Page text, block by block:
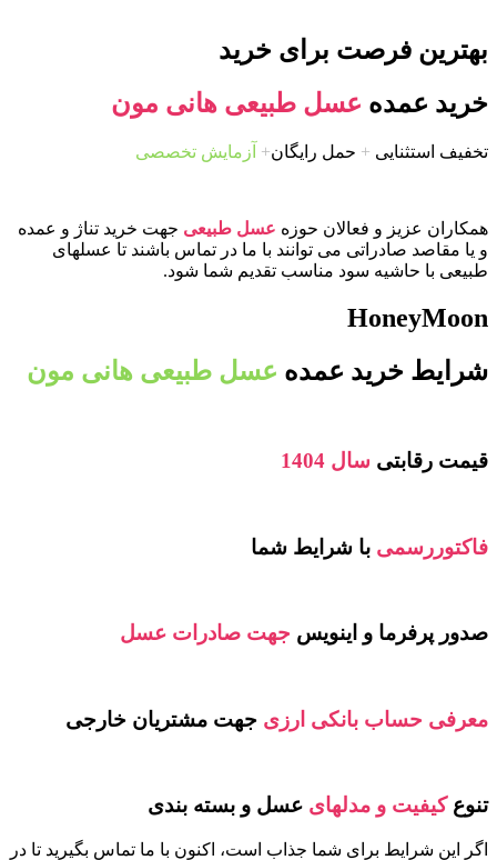
بهترین فرصت برای خرید
خرید عمده عسل طبیعی هانی مون
تخفیف استثنایی + حمل رایگان+ آزمایش تخصصی
همکاران عزیز و فعالان حوزه عسل طبیعی جهت خرید تناژ و عمده
و یا مقاصد صادراتی می توانند با ما در تماس باشند تا عسلهای
طبیعی با حاشیه سود مناسب تقدیم شما شود.
HoneyMoon
شرایط خرید عمده عسل طبیعی هانی مون
قیمت رقابتی سال 1404
فاکتوررسمی با شرایط شما
صدور پرفرما و اینویس جهت صادرات عسل
معرفی حساب بانکی ارزی جهت مشتریان خارجی
تنوعکیفیت و مدلهای عسل و بسته بندی
اگر این شرایط برای شما جذاب است، اکنون با ما تماس بگیرید تا در